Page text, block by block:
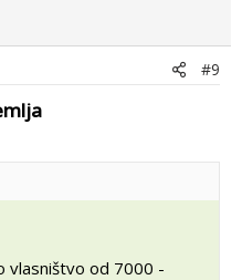
#9
vlasništvo od 7000 -